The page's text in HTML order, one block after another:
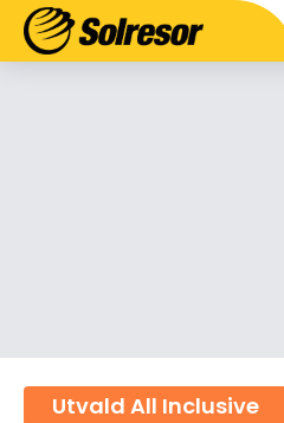
Utvald All Inclusive